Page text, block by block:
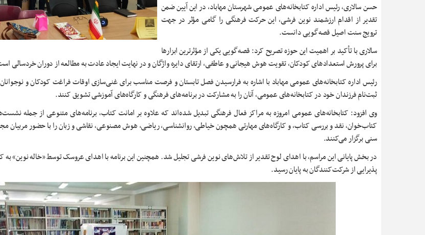
حسن سالاری، رئیس اداره کتابخانه‌های عمومی شهرستان مهاباد، در این آیین ضمن
تقدیر از اقدام ارزشمند نوین فرشی، این حرکت فرهنگی را گامی مؤثر در جهت
ترویج سنت اصیل قصه‌گویی دانست.
سالاری با تأکید بر اهمیت این حوزه تصریح کرد: قصه‌گویی یکی از مؤثرترین ابزارها
برای پرورش استعدادهای کودکان، تقویت هوش هیجانی و عاطفی، ارتقای دایره واژگان و در نهایت ایجاد عادت به مطالعه از دوران خردسالی
رئیس اداره کتابخانه‌های عمومی مهاباد با اشاره به فرارسیدن فصل تابستان و فرصت مناسب برای غنی‌سازی اوقات فراغت کودکان و
ثبت‌نام فرزندان خود در کتابخانه‌های عمومی، آنان را به مشارکت در برنامه‌های فرهنگی و کارگاه‌های آموزشی تشویق کنند.
وی افزود: کتابخانه‌های عمومی امروزه به مراکز فعال فرهنگی تبدیل شده‌اند که علاوه بر امانت کتاب، برنامه‌های متنوعی از جمله
کتاب‌خوان، نقد و بررسی کتاب، و کارگاه‌های مهارتی همچون خیاطی، روانشناسی، ریاضی، هوش مصنوعی، نقاشی و زبان را با حضور مربیان
سنی برگزار می‌کنند.
در بخش پایانی این مراسم، با اهدای لوح تقدیر از تلاش‌های نوین فرشی تجلیل شد. همچنین این برنامه با اهدای عروسک توسط «خاله نوین»
پذیرایی از شرکت‌کنندگان به پایان رسید.